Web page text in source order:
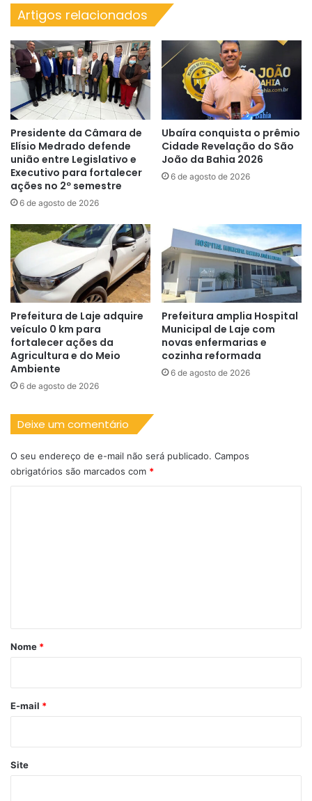
Claudia
Artigos relacionados
Presidente da Câmara de
Elísio Medrado defende
união entre Legislativo e
Executivo para fortalecer
ações no 2º semestre
6 de agosto de 2026
Ubaíra conquista o prêmio
Cidade Revelação do São
João da Bahia 2026
6 de agosto de 2026
Prefeitura de Laje adquire
veículo 0 km para
fortalecer ações da
Agricultura e do Meio
Ambiente
6 de agosto de 2026
Prefeitura amplia Hospital
Municipal de Laje com
novas enfermarias e
cozinha reformada
6 de agosto de 2026
Deixe um comentário
O seu endereço de e-mail não será publicado. Campos
obrigatórios são marcados com *
r
*
Nome *
E-mail *
Site